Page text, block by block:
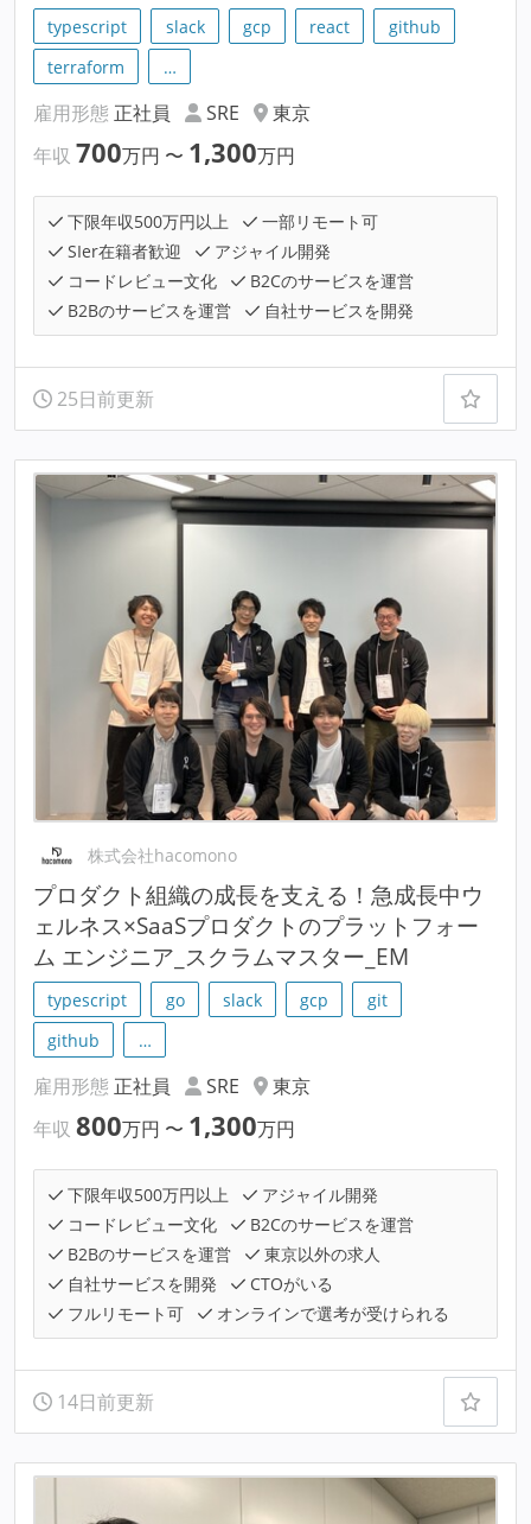
typescript slack gcp react
github
terraform
…
雇用形態 正社員 SRE
東京
年収 700万円 〜 1,300万円
下限年収500万円以上
一部リモート可
SIer在籍者歓迎
アジャイル開発
コードレビュー文化
B2Cのサービスを運営
B2Bのサービスを運営
自社サービスを開発
25日前更新
株式会社hacomono
プロダクト組織の成長を支える！急成長中ウ
ェルネス×SaaSプロダクトのプラットフォー
ム エンジニア_スクラムマスター_EM
typescript go slack gcp
git
github
…
雇用形態 正社員 SRE
東京
年収 800万円 〜 1,300万円
下限年収500万円以上
アジャイル開発
コードレビュー文化
B2Cのサービスを運営
B2Bのサービスを運営
東京以外の求人
自社サービスを開発
CTOがいる
フルリモート可
オンラインで選考が受けられる
14日前更新